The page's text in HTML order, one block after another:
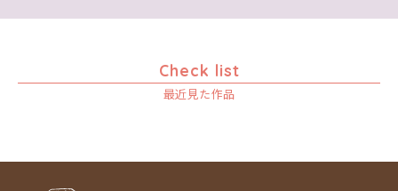
Check list
最近見た作品